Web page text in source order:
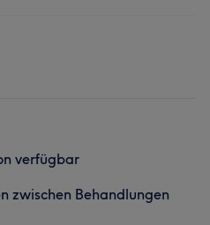
verfügbar
zwischen Behandlungen